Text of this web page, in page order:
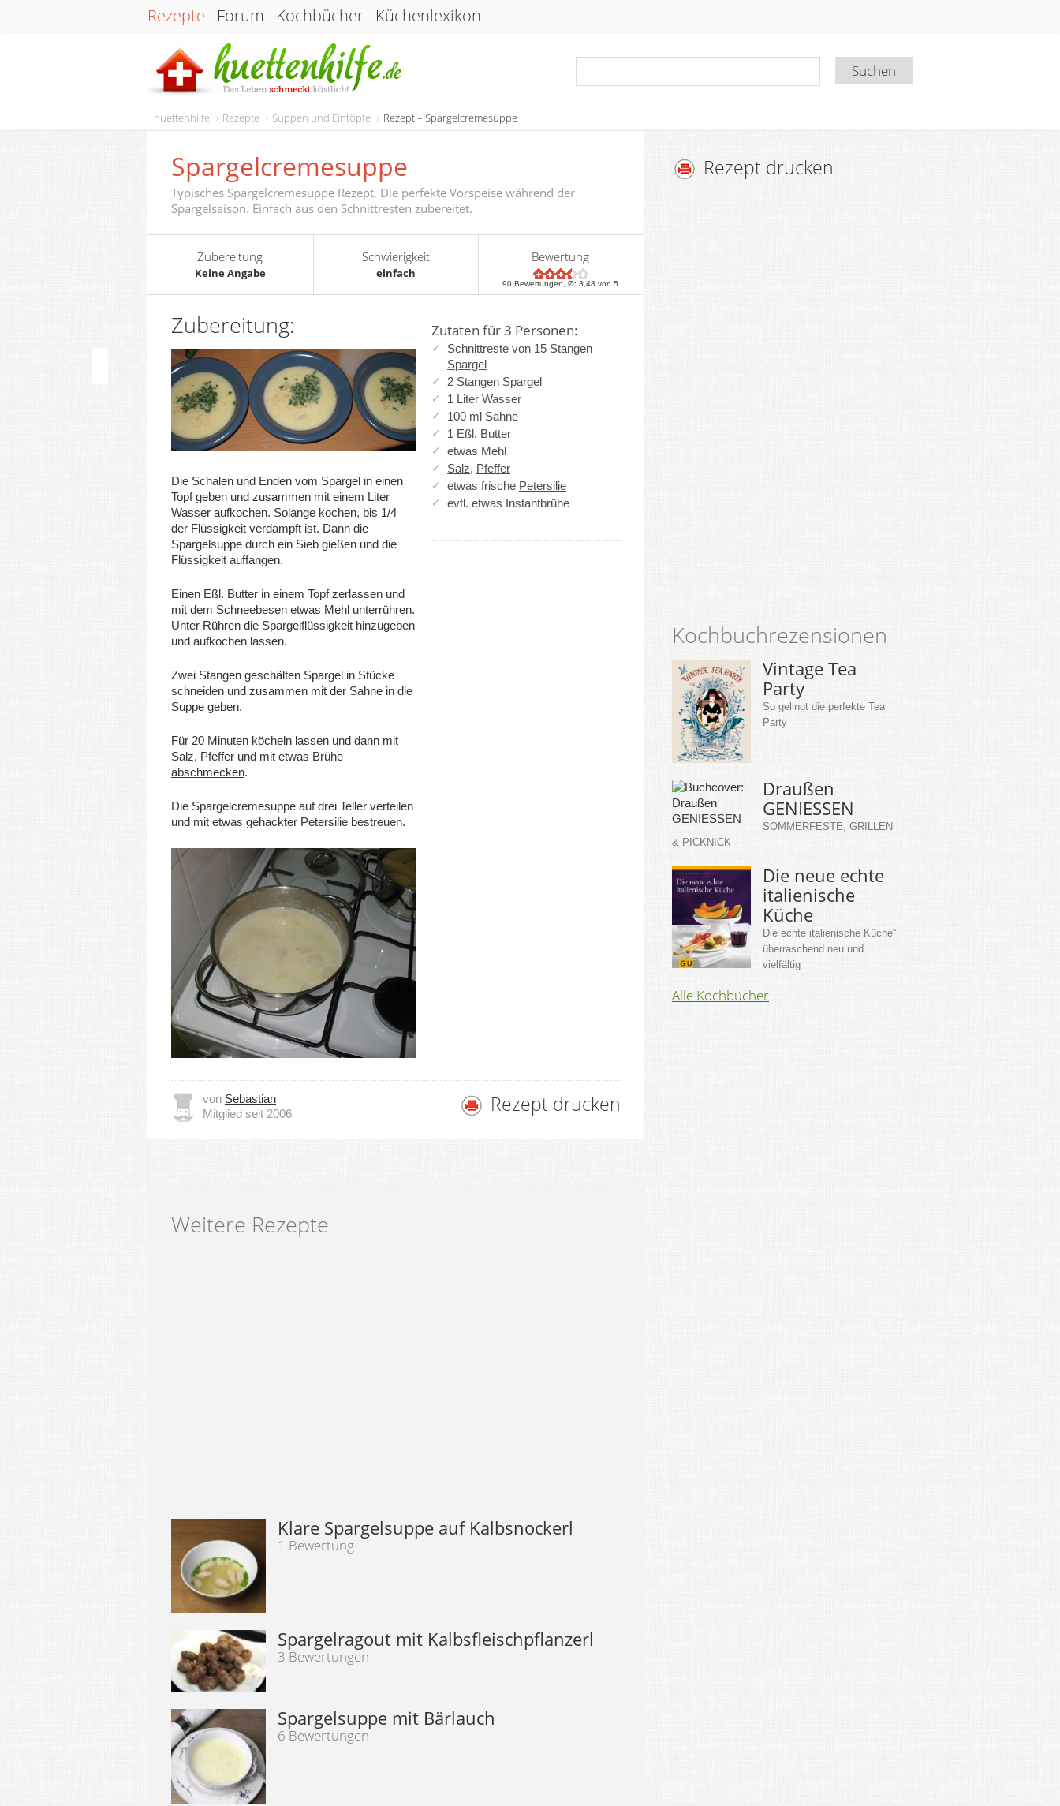
Rezepte Forum Kochbücher Küchenlexikon
huettenhilfe Rezepte Suppen und Eintöpfe Rezept – Spargelcremesuppe
Spargelcremesuppe
Typisches Spargelcremesuppe Rezept. Die perfekte Vorspeise während der
Spargelsaison. Einfach aus den Schnittresten zubereitet.
Zubereitung
Keine Angabe
Schwierigkeit
einfach
Bewertung
90 Bewertungen, Ø:3,48 von 5
Zutaten für 3 Personen:
Schnittreste von 15 Stangen
Spargel
2 Stangen Spargel
1 Liter Wasser
100 ml Sahne
1 Eßl. Butter
etwas Mehl
Salz, Pfeffer
etwas frische Petersilie
evtl. etwas Instantbrühe
Zubereitung:
Die Schalen und Enden vom Spargel in einen
Topf geben und zusammen mit einem Liter
Wasser aufkochen. Solange kochen, bis 1/4
der Flüssigkeit verdampft ist. Dann die
Spargelsuppe durch ein Sieb gießen und die
Flüssigkeit auffangen.
Einen Eßl. Butter in einem Topf zerlassen und
mit dem Schneebesen etwas Mehl unterrühren.
Unter Rühren die Spargelflüssigkeit hinzugeben
und aufkochen lassen.
Zwei Stangen geschälten Spargel in Stücke
schneiden und zusammen mit der Sahne in die
Suppe geben.
Für 20 Minuten köcheln lassen und dann mit
Salz, Pfeffer und mit etwas Brühe
abschmecken.
Die Spargelcremesuppe auf drei Teller verteilen
und mit etwas gehackter Petersilie bestreuen.
von Sebastian
Mitglied seit 2006
Rezept drucken
Rezept drucken
Kochbuchrezensionen
Vintage Tea
Party
So gelingt die perfekte Tea
Party
Draußen
GENIESSEN
SOMMERFESTE, GRILLEN
& PICKNICK
Die neue echte
italienische
Küche
Die echte italienische Küche“
überraschend neu und
vielfältig
Alle Kochbücher
Weitere Rezepte
Klare Spargelsuppe auf Kalbsnockerl
1 Bewertung
Spargelragout mit Kalbsfleischpflanzerl
3 Bewertungen
Spargelsuppe mit Bärlauch
6 Bewertungen